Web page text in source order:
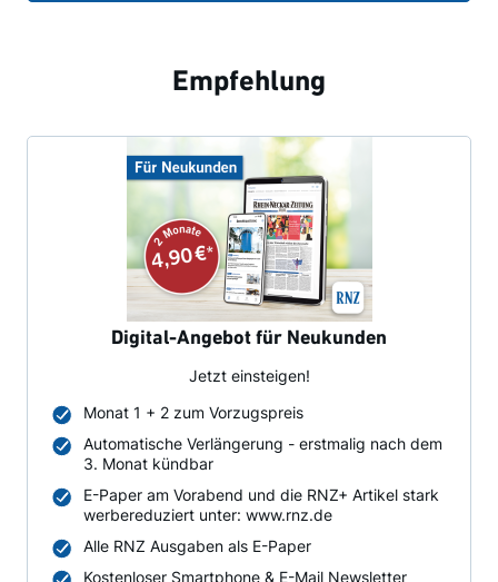
Empfehlung
Digital-Angebot für Neukunden
Jetzt einsteigen!
Monat 1 + 2 zum Vorzugspreis
Automatische Verlängerung - erstmalig nach dem
3. Monat kündbar
E-Paper am Vorabend und die RNZ+ Artikel stark
werbereduziert unter: www.rnz.de
Alle RNZ Ausgaben als E-Paper
Kostenloser Smartphone & E-Mail Newsletter